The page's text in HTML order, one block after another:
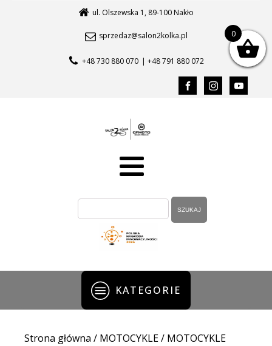
ul. Olszewska 1, 89-100 Nakło
sprzedaz@salon2kolka.pl
+48 730 880 070 | +48 791 880 072
KATEGORIE
Strona główna / MOTOCYKLE/ MOTOCYKLE
0